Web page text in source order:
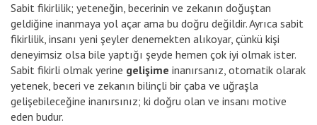
Sabit fikirlilik; yeteneğin, becerinin ve zekanın doğuştan
geldiğine inanmaya yol açar ama bu doğru değildir. Ayrıca sabit
fikirlilik, insanı yeni şeyler denemekten alıkoyar, çünkü kişi
deneyimsiz olsa bile yaptığı şeyde hemen çok iyi olmak ister.
Sabit fikirli olmak yerine gelişime inanırsanız, otomatik olarak
yetenek, beceri ve zekanın bilinçli bir çaba ve uğraşla
gelişebileceğine inanırsınız; ki doğru olan ve insanı motive
eden budur.